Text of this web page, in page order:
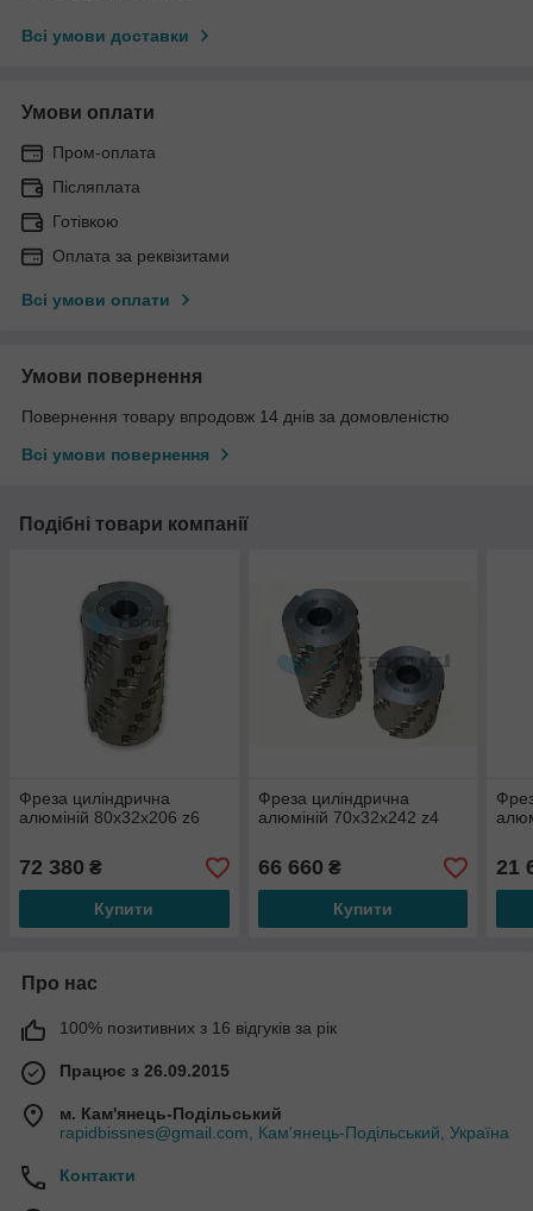
Всі умови доставки
Умови оплати
Пром-оплата
Післяплата
Готівкою
Оплата за реквізитами
Всі умови оплати
Умови повернення
Повернення товару впродовж 14 днів за домовленістю
Всі умови повернення
Подібні товари компанії
Фреза циліндрична
алюміній 80х32х206 z6
72 380 ₴
Купити
Фреза циліндрична
алюміній 70х32х242 z4
66 660 ₴
Купити
21
Про нас
100% позитивних з 16 відгуків за рік
Працює з 26.09.2015
м. Кам'янець-Подільський
rapidbissnes@gmail.com, Кам'янець-Подільський, Україна
Контакти